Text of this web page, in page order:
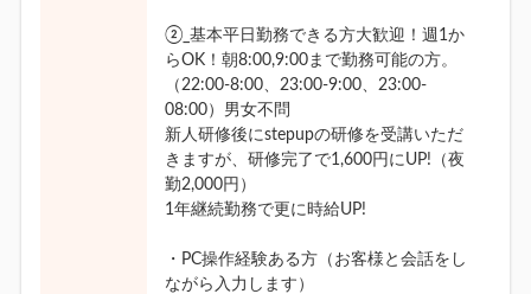
②_基本平日勤務できる方大歓迎！週1か
らOK！朝8:00,9:00まで勤務可能の方。
（22:00-8:00、23:00-9:00、23:00-
08:00）男女不問
新人研修後にstepupの研修を受講いただ
きますが、研修完了で1,600円にUP!（夜
勤2,000円）
1年継続勤務で更に時給UP!
・PC操作経験ある方（お客様と会話をし
ながら入力します）